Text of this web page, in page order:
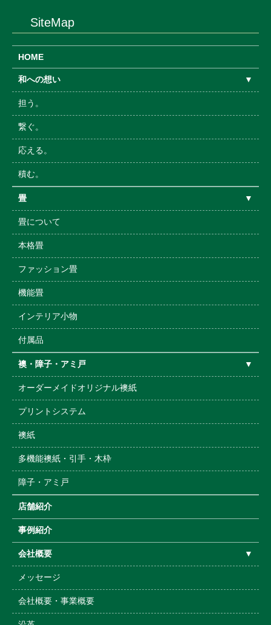
SiteMap
HOME
和への想い ▼
担う。
繋ぐ。
応える。
積む。
畳 ▼
畳について
本格畳
ファッション畳
機能畳
インテリア小物
付属品
襖・障子・アミ戸 ▼
オーダーメイドオリジナル襖紙
プリントシステム
襖紙
多機能襖紙・引手・木枠
障子・アミ戸
店舗紹介
事例紹介
会社概要 ▼
メッセージ
会社概要・事業概要